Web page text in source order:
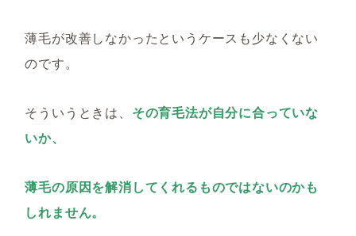
薄毛が改善しなかったというケースも少なくない
のです。
そういうときは、 その育毛法が自分に合っていな
いか、
薄毛の原因を解消してくれるものではないのかも
しれません。